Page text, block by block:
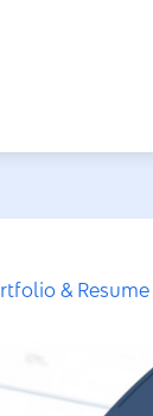
& Resume